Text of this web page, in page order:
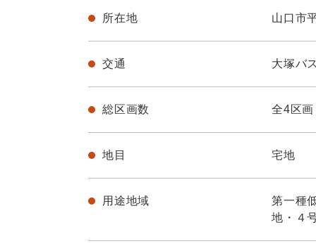
所在地 山口市
交通 大塚バ
総区画数 全4区画
地目 宅地
用途地域
第一種
地・４